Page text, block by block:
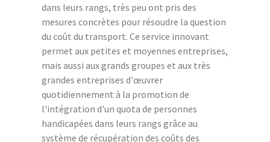
dans leurs rangs, très peu ont pris des
mesures concrètes pour résoudre la question
du coût du transport. Ce service innovant
permet aux petites et moyennes entreprises,
mais aussi aux grands groupes et aux très
grandes entreprises d'œuvrer
quotidiennement à la promotion de
l'intégration d'un quota de personnes
handicapées dans leurs rangs grâce au
système de récupération des coûts des